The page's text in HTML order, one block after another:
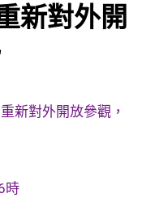
新對外開
新對外開放參觀，
時